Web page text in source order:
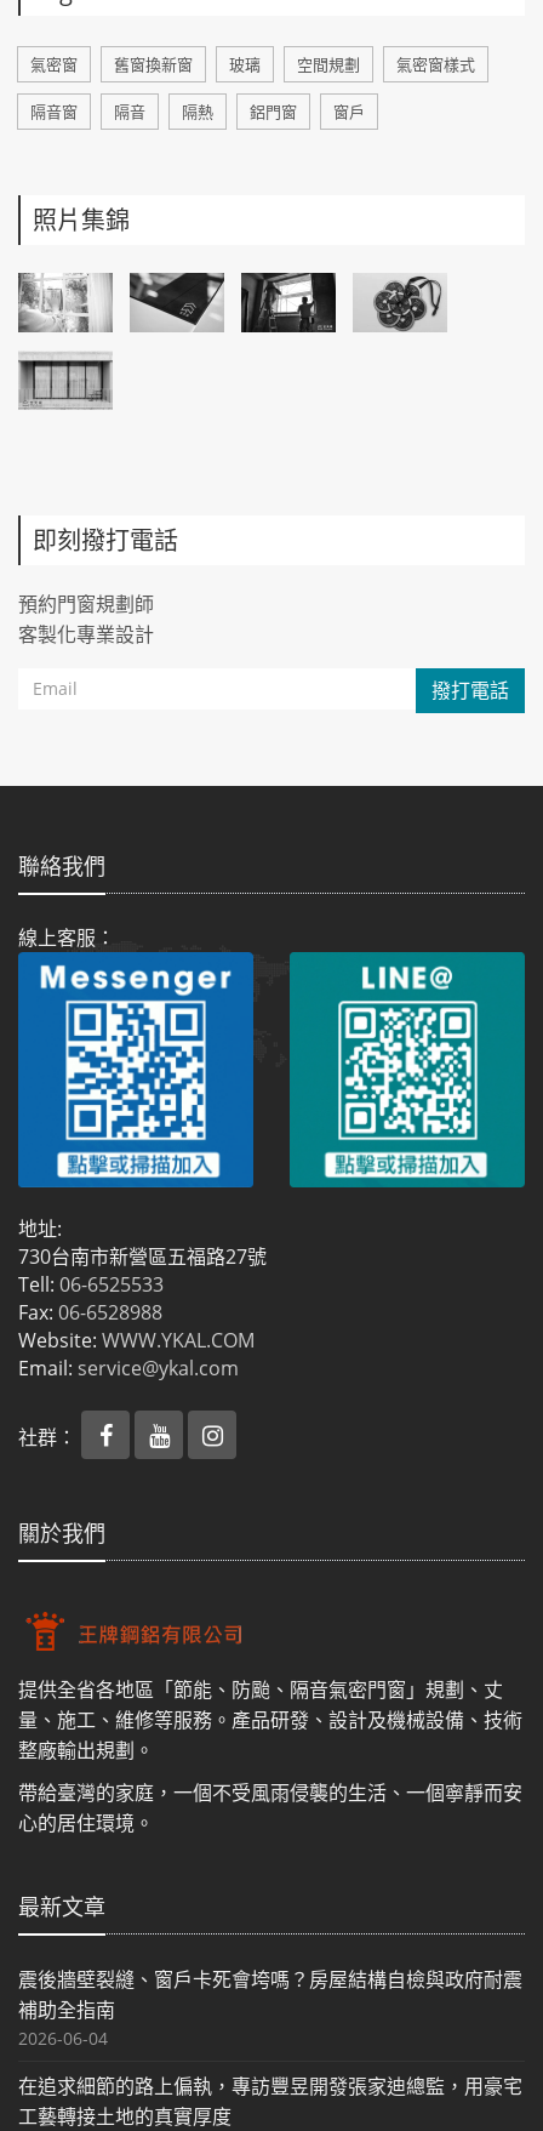
氣密窗 舊窗換新窗 玻璃 空間規劃 氣密窗樣式
隔音窗 隔音 隔熱 鋁門窗 窗戶
照片集錦
即刻撥打電話
預約門窗規劃師
客製化專業設計
撥打電話
聯絡我們
線上客服：
地址:
730台南市新營區五福路27號
Tell: 06-6525533
Fax: 06-6528988
Website: WWW.YKAL.COM
Email: service@ykal.com
社群：
關於我們
提供全省各地區「節能、防颱、隔音氣密門窗」規劃、丈
量、施工、維修等服務。產品研發、設計及機械設備、技術
整廠輸出規劃。
帶給臺灣的家庭，一個不受風雨侵襲的生活、一個寧靜而安
心的居住環境。
最新文章
震後牆壁裂縫、窗戶卡死會垮嗎？房屋結構自檢與政府耐震
補助全指南
2026-06-04
在追求細節的路上偏執，專訪豐昱開發張家迪總監，用豪宅
工藝轉接土地的真實厚度